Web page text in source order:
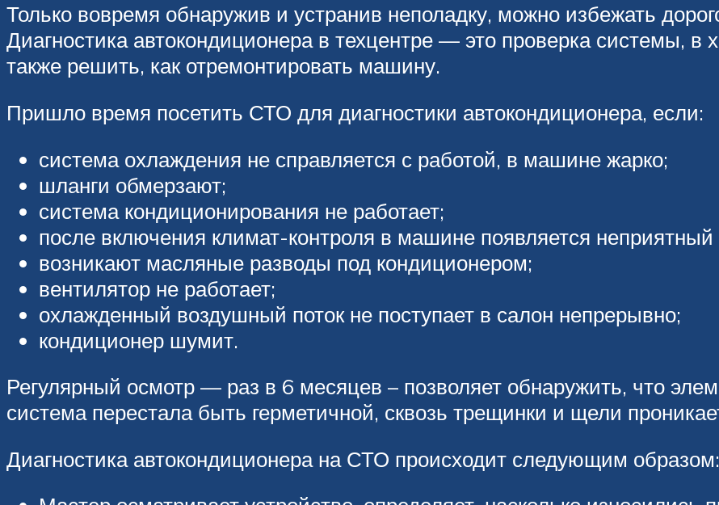
Только вовремя обнаружив и устранив неполадку, можно избежать
Диагностика автокондиционера в техцентре — это проверка системы, в
также решить, как отремонтировать машину.
Пришло время посетить СТО для диагностики автокондиционера, если:
система охлаждения не справляется с работой, в машине жарко;
шланги обмерзают;
система кондиционирования не работает;
после включения климат-контроля в машине появляется неприятный
возникают масляные разводы под кондиционером;
вентилятор не работает;
охлажденный воздушный поток не поступает в салон непрерывно;
кондиционер шумит.
Регулярный осмотр — раз в 6 месяцев – позволяет обнаружить, что
система перестала быть герметичной, сквозь трещинки и щели
Диагностика автокондиционера на СТО происходит следующим образом: